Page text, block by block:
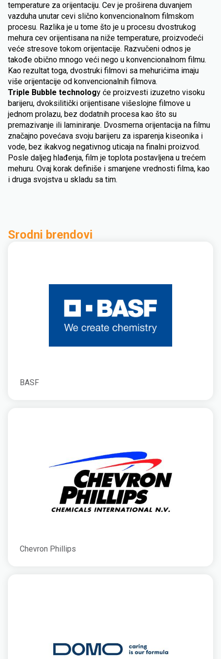
temperature za orijentaciju. Cev je proširena duvanjem
vazduha unutar cevi slično konvencionalnom filmskom
procesu. Razlika je u tome što je u procesu dvostrukog
mehura cev orijentisana na niže temperature, proizvodeći
veće stresove tokom orijentacije. Razvučeni odnos je
takođe obično mnogo veći nego u konvencionalnom filmu.
Kao rezultat toga, dvostruki filmovi sa mehurićima imaju
više orijentacije od konvencionalnih filmova.
Triple Bubble technology će proizvesti izuzetno visoku
barijeru, dvoksilitički orijentisane višeslojne filmove u
jednom prolazu, bez dodatnih procesa kao što su
premazivanje ili laminiranje. Dvosmerna orijentacija na filmu
značajno povećava svoju barijeru za isparenja kiseonika i
vode, bez ikakvog negativnog uticaja na finalni proizvod.
Posle daljeg hlađenja, film je toplota postavljena u trećem
mehuru. Ovaj korak definiše i smanjene vrednosti filma, kao
i druga svojstva u skladu sa tim.
Srodni brendovi
BASF
Chevron Phillips